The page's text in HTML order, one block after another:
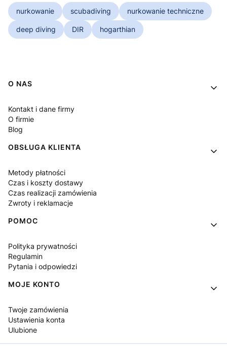
nurkowanie scubadiving nurkowanie techniczne
deep diving DIR hogarthian
Linki w stopce
O NAS
Kontakt i dane firmy
O firmie
Blog
OBSŁUGA KLIENTA
Metody płatności
Czas i koszty dostawy
Czas realizacji zamówienia
Zwroty i reklamacje
POMOC
Polityka prywatności
Regulamin
Pytania i odpowiedzi
MOJE KONTO
Twoje zamówienia
Ustawienia konta
Ulubione